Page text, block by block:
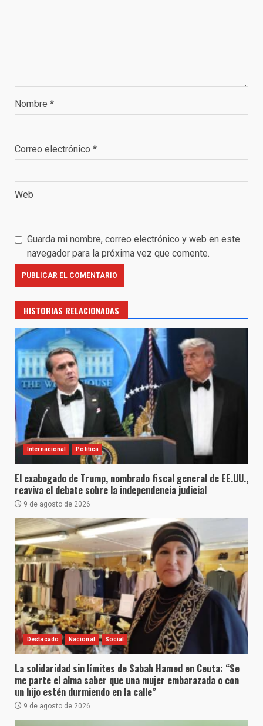
Nombre *
Correo electrónico *
Web
Guarda mi nombre, correo electrónico y web en este
navegador para la próxima vez que comente.
HISTORIAS RELACIONADAS
Internacional Política
El exabogado de Trump, nombrado fiscal general de EE.UU.,
reaviva el debate sobre la independencia judicial
9 de agosto de 2026
Destacado Nacional Social
La solidaridad sin límites de Sabah Hamed en Ceuta: “Se
me parte el alma saber que una mujer embarazada o con
un hijo estén durmiendo en la calle”
9 de agosto de 2026